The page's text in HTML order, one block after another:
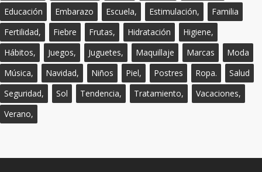
Educación
Embarazo Escuela, Estimulación,
Familia
Fertilidad,
Fiebre Frutas, Hidratación
Higiene,
Hábitos,
Juegos, Juguetes, Maquillaje Marcas
Moda
Música,
Navidad, Niños Piel, Postres Ropa.
Salud
Seguridad,
Sol Tendencia, Tratamiento,
Vacaciones,
Verano,